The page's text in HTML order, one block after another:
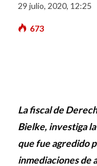
29 julio, 2020, 12:25
673
La fiscal de
Bielke, investiga
que fue agredido
inmediaciones de